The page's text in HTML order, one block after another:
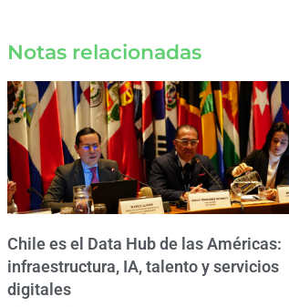
Notas relacionadas
Chile es el Data Hub de las Américas:
infraestructura, IA, talento y servicios
digitales